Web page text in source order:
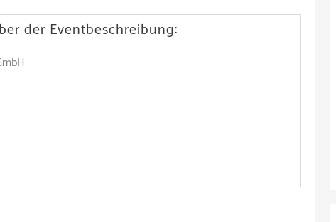
der Eventbeschreibung: